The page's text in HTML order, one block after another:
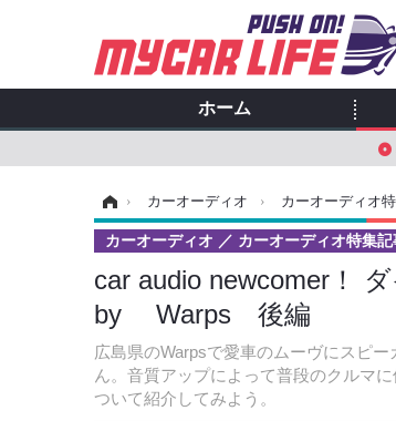
ホーム
› カーオーディオ › カーオーディオ
car audio newcomer！
by Warps 後編
広島県のWarpsで愛車のムーヴにスピ
ん。音質アップによって普段のクルマ
ついて紹介してみよう。
カーオーディオ カーオーディオ特集記